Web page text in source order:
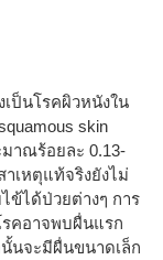
เป็นโรคผิวหนังใน
skin
าณร้อยละ 0.13-
เหตุแท้จริงยังไม่
ข้ได้ป่วยต่างๆ การ
คอาจพบผื่นแรก
นั้นจะมีผื่นขนาดเล็ก